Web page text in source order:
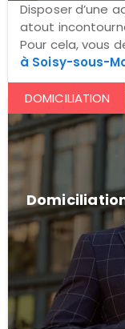
Disposer d’une
atout
Pour cela, vous
à Soisy-sous-
DOMICILIATION